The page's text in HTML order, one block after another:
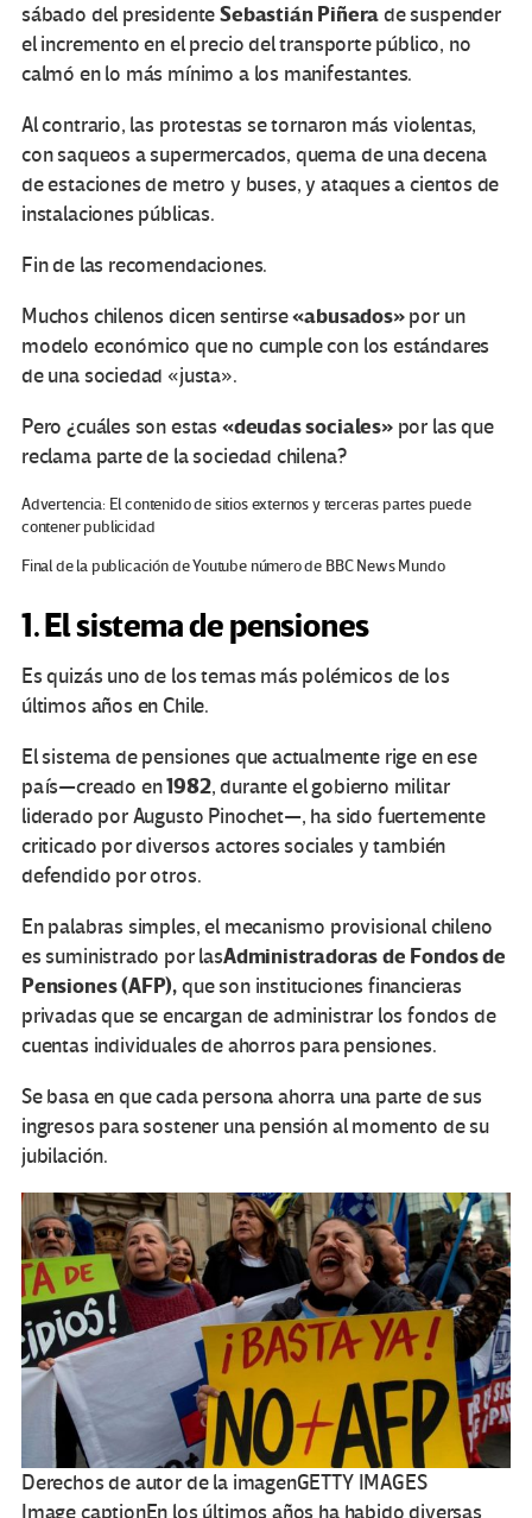
sábado del presidenteSebastián Piñerade suspender
el incremento en el precio del transporte público, no
calmó en lo más mínimo a los manifestantes.
Al contrario, las protestas se tornaron más violentas,
con saqueos a supermercados, quema de una decena
de estaciones de metro y buses, y ataques a cientos de
instalaciones públicas.
Fin de las recomendaciones.
Muchos chilenos dicen sentirse«abusados»por un
modelo económico que no cumple con los estándares
de una sociedad «justa».
Pero ¿cuáles son estas «deudas sociales»por las que
reclama parte de la sociedad chilena?
Advertencia: El contenido de sitios externos y terceras partes puede
contener publicidad
Final de la publicación de Youtube número de BBC News Mundo
1. El sistema de pensiones
Es quizás uno de los temas más polémicos de los
últimos años en Chile.
El sistema de pensiones que actualmente rige en ese
país—creado en1982, durante el gobierno militar
liderado por Augusto Pinochet—, ha sido fuertemente
criticado por diversos actores sociales y también
defendido por otros.
En palabras simples, el mecanismo provisional chileno
es suministrado por lasAdministradoras de Fondos de
Pensiones (AFP),que son instituciones financieras
privadas que se encargan de administrar los fondos de
cuentas individuales de ahorros para pensiones.
Se basa en que cada persona ahorra una parte de sus
ingresos para sostener una pensión al momento de su
jubilación.
Derechos de autor de la imagenGETTY IMAGES
Image captionEn los últimos años ha habido diversas